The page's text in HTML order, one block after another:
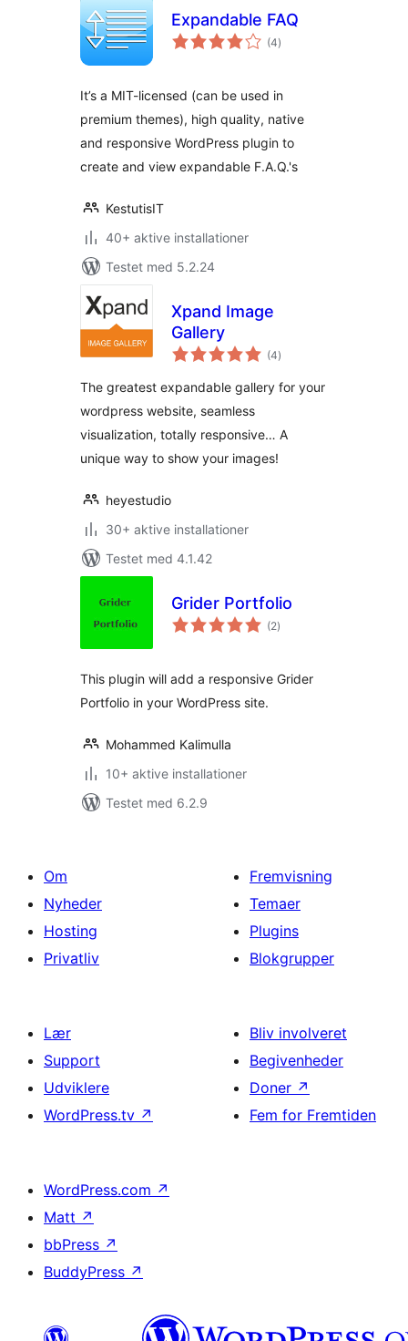
Expandable FAQ
(4totale
bedømmelser
)
It’s a MIT-licensed (can be used in
premium themes), high quality, native
and responsive WordPress plugin to
create and view expandable F.A.Q.'s
KestutisIT
40+ aktive installationer
Testet med 5.2.24
Xpand Image
Gallery
(4totale
bedømmelser
)
The greatest expandable gallery for your
wordpress website, seamless
visualization, totally responsive… A
unique way to show your images!
heyestudio
30+ aktive installationer
Testet med 4.1.42
Grider Portfolio
(2totale
bedømmelser
)
This plugin will add a responsive Grider
Portfolio in your WordPress site.
Mohammed Kalimulla
10+ aktive installationer
Testet med 6.2.9
Om
Nyheder
Hosting
Privatliv
Fremvisning
Temaer
Plugins
Blokgrupper
Lær
Support
Udviklere
WordPress.tv ↗
Bliv involveret
Begivenheder
Doner ↗
Fem for Fremtiden
WordPress.com ↗
Matt ↗
bbPress ↗
BuddyPress ↗